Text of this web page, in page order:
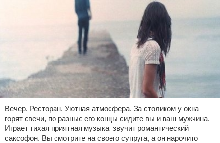
Вечер. Ресторан. Уютная атмосфера. За столиком у окна
горят свечи, по разные его концы сидите вы и ваш мужчина.
Играет тихая приятная музыка, звучит романтический
саксофон. Вы смотрите на своего супруга, а он нарочито